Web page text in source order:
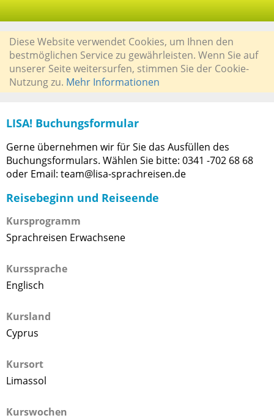
Diese Website verwendet Cookies, um Ihnen den
bestmöglichen Service zu gewährleisten. Wenn Sie auf
unserer Seite weitersurfen, stimmen Sie der Cookie-
Nutzung zu. Mehr Informationen
LISA! Buchungsformular
Gerne übernehmen wir für Sie das Ausfüllen des
Buchungsformulars. Wählen Sie bitte: 0341 -702 68 68
oder Email: team@lisa-sprachreisen.de
Reisebeginn und Reiseende
Kursprogramm
Sprachreisen Erwachsene
Kurssprache
Englisch
Kursland
Cyprus
Kursort
Limassol
Kurswochen